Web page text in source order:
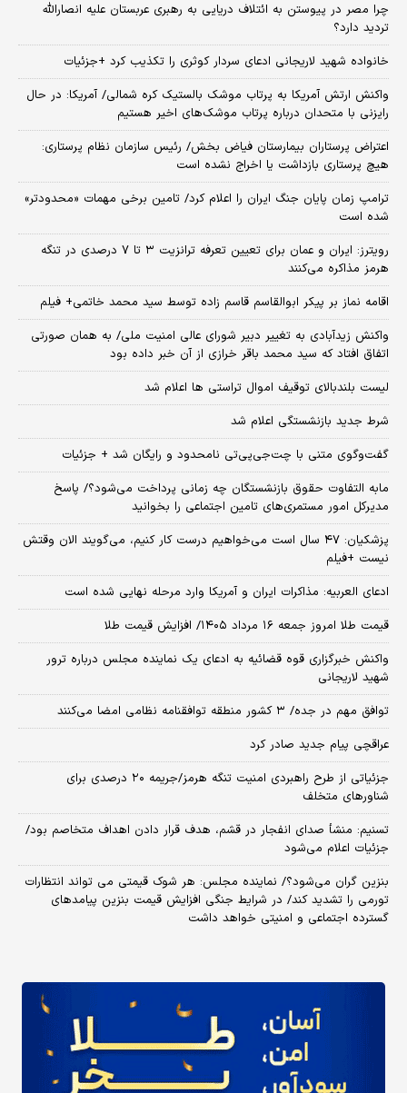
چرا مصر در پیوستن به ائتلاف دریایی به رهبری عربستان علیه انصارالله
تردید دارد؟
خانواده شهید لاریجانی ادعای سردار کوثری را تکذیب کرد +جزئیات
واکنش ارتش آمریکا به پرتاب موشک بالستیک کره شمالی/ آمریکا: در حال
رایزنی با متحدان درباره پرتاب موشک‌های اخیر هستیم
اعتراض پرستاران بیمارستان فیاض بخش/ رئیس سازمان نظام پرستاری:
هیچ پرستاری بازداشت یا اخراج نشده است
ترامپ زمان پایان جنگ ایران را اعلام کرد/ تامین برخی مهمات «محدودتر»
شده است
رویترز: ایران و عمان برای تعیین تعرفه ترانزیت ۳ تا ۷ درصدی در تنگه
هرمز مذاکره می‌کنند
اقامه نماز بر پیکر ابوالقاسم قاسم زاده توسط سید محمد خاتمی+ فیلم
واکنش زیدآبادی به تغییر دبیر شورای عالی امنیت ملی/ به همان صورتی
اتفاق افتاد که سید محمد باقر خرازی از آن خبر داده بود
لیست بلندبالای توقیف اموال تراستی ها اعلام شد
شرط جدید بازنشستگی اعلام شد
گفت‌وگوی متنی با چت‌جی‌پی‌تی نامحدود و رایگان شد + جزئیات
مابه التفاوت حقوق بازنشستگان چه زمانی پرداخت می‌شود؟/ پاسخ
مدیرکل امور مستمری‌های تامین اجتماعی را بخوانید
پزشکیان: ۴۷ سال است می‌خواهیم درست کار کنیم، می‌گویند الان وقتش
نیست +فیلم
ادعای العربیه: مذاکرات ایران و آمریکا وارد مرحله نهایی شده است
قیمت طلا امروز جمعه ۱۶ مرداد ۱۴۰۵/ افزایش قیمت طلا
واکنش خبرگزاری قوه قضائیه به ادعای یک نماینده مجلس درباره ترور
شهید لاریجانی
توافق مهم در جده/ ۳ کشور منطقه توافقنامه نظامی امضا می‌کنند
عراقچی پیام جدید صادر کرد
جزئیاتی از طرح راهبردی امنیت تنگه هرمز/جریمه ۲۰ درصدی برای
شناورهای متخلف
تسنیم: منشأ صدای انفجار در قشم، هدف قرار دادن اهداف متخاصم بود/
جزئیات اعلام می‌شود
بنزین گران می‌شود؟/ نماینده مجلس: هر شوک قیمتی می تواند انتظارات
تورمی را تشدید کند/ در شرایط جنگی افزایش قیمت بنزین پیامدهای
گسترده اجتماعی و امنیتی خواهد داشت